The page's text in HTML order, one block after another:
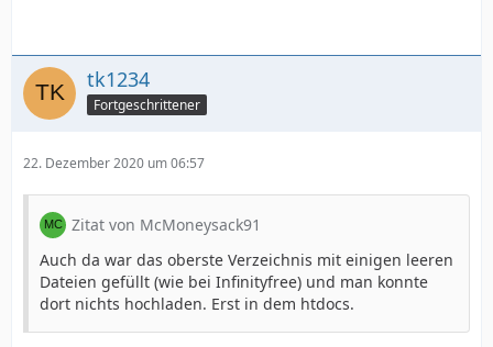
tk1234
Fortgeschrittener
22. Dezember 2020 um 06:57
Zitat von McMoneysack91
Auch da war das oberste Verzeichnis mit einigen leeren
Dateien gefüllt (wie bei Infinityfree) und man konnte
dort nichts hochladen. Erst in dem htdocs.